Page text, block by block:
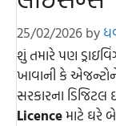
25/02/2026 by
શું તમારે પણ
ખાવાની કે
સરકારના
Licenceમાટે ઘરે